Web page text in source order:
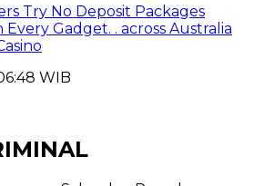
Try No Deposit Packages
Gadget. . across Australia
WIB